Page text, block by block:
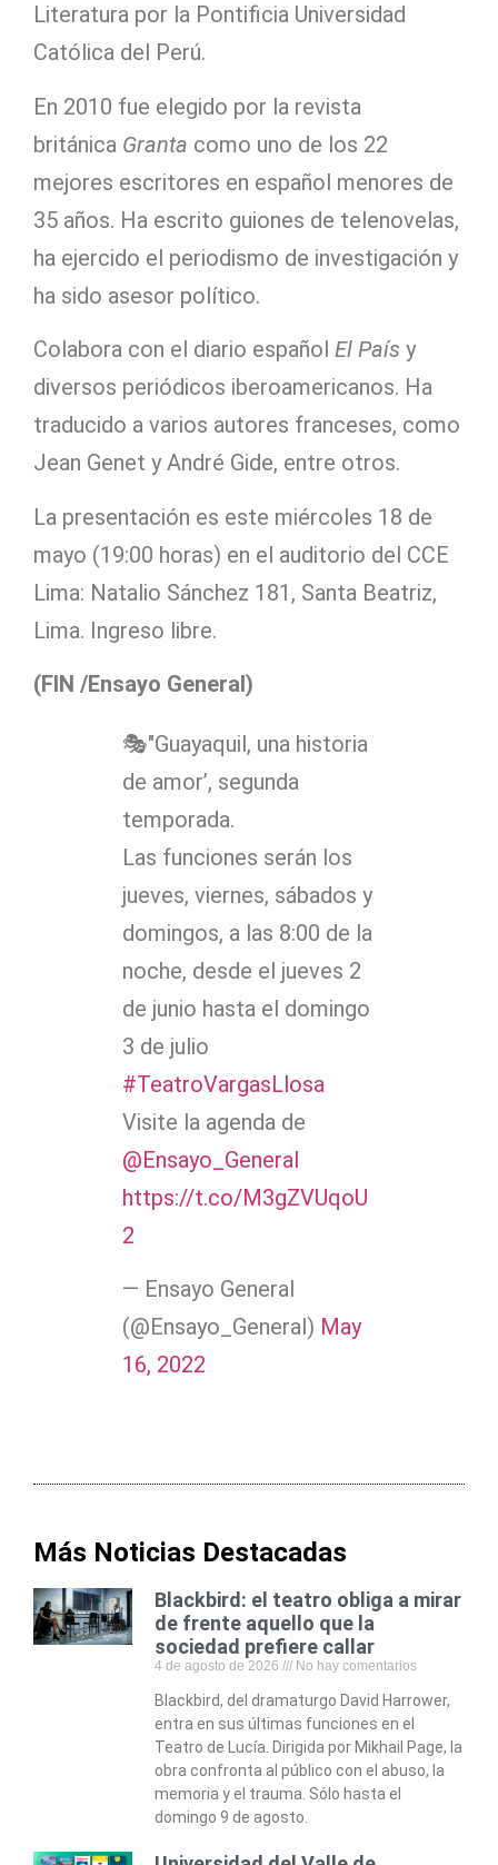
Literatura por la Pontificia Universidad
Católica del Perú.
En 2010 fue elegido por la revista
británica Granta como uno de los 22
mejores escritores en español menores de
35 años. Ha escrito guiones de telenovelas,
ha ejercido el periodismo de investigación y
ha sido asesor político.
Colabora con el diario español El País y
diversos periódicos iberoamericanos. Ha
traducido a varios autores franceses, como
Jean Genet y André Gide, entre otros.
La presentación es este miércoles 18 de
mayo (19:00 horas) en el auditorio del CCE
Lima: Natalio Sánchez 181, Santa Beatriz,
Lima. Ingreso libre.
(FIN /Ensayo General)
🎭"Guayaquil, una historia
de amor’, segunda
temporada.
Las funciones serán los
jueves, viernes, sábados y
domingos, a las 8:00 de la
noche, desde el jueves 2
de junio hasta el domingo
3 de julio
#TeatroVargasLlosa
Visite la agenda de
@Ensayo_General
https://t.co/M3gZVUqoU
2
— Ensayo General
(@Ensayo_General) May
16, 2022
Más Noticias Destacadas
Blackbird: el teatro obliga a mirar
de frente aquello que la
sociedad prefiere callar
4 de agosto de 2026 No hay comentarios
Blackbird, del dramaturgo David Harrower,
entra en sus últimas funciones en el
Teatro de Lucía. Dirigida por Mikhail Page, la
obra confronta al público con el abuso, la
memoria y el trauma. Sólo hasta el
domingo 9 de agosto.